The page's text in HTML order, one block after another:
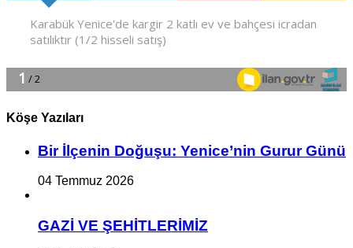
Köşe Yazıları
Bir İlçe­nin Do­ğu­şu: Ye­ni­ce’nin Gurur Günü
04 Temmuz 2026
GAZİ VE ŞEHİTLERİMİZ